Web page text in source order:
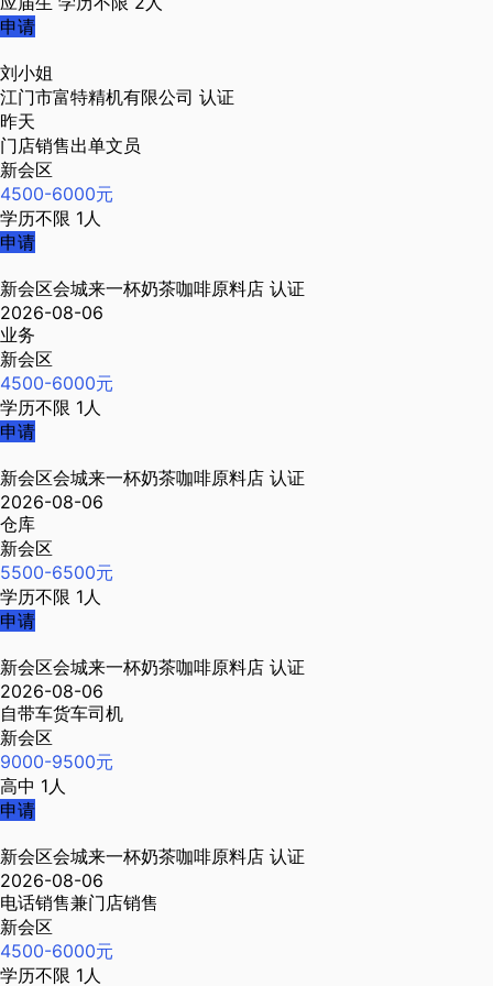
申请
刘小姐
江门市富特精机有限公司 认证
昨天
门店销售出单文员
新会区
4500-6000元
学历不限 1人
申请
新会区会城来一杯奶茶咖啡原料店 认证
2026-08-06
业务
新会区
4500-6000元
学历不限 1人
申请
新会区会城来一杯奶茶咖啡原料店 认证
2026-08-06
仓库
新会区
5500-6500元
学历不限 1人
申请
新会区会城来一杯奶茶咖啡原料店 认证
2026-08-06
自带车货车司机
新会区
9000-9500元
高中 1人
申请
新会区会城来一杯奶茶咖啡原料店 认证
2026-08-06
电话销售兼门店销售
新会区
4500-6000元
学历不限 1人